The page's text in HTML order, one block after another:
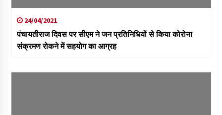
24/04/2021
पंचायतीराज दिवस पर सीएम ने जन प्रतिनिधियों से किया कोरोना
संक्रमण रोकने में सहयोग का आग्रह